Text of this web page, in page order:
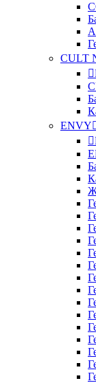
CULT
ENVY